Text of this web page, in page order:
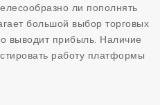
ли пополнять
большой выбор торговых
выводит прибыль. Наличие
работу платформы